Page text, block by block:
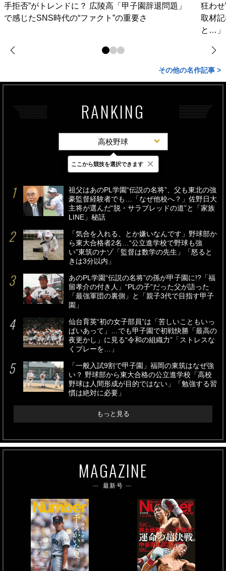
手拒否”がトレンドに？ 広陵高「甲子園辞退問題」
で感じたSNS時代の“ファクト”の重要さ
狂わ
取材
と…」
その他の名作記事 >
RANKING
高校野球
最新 24時間 週間
祖父はあのPL学園“伝説の名将”、父も東北の強
豪監督経験者でも…「なぜ他校へ？」佐野日大
主将が選んだ“脱・サラブレッドの道”と「家族
LINE」秘話
「気合を入れる、とか嫌いなんです」野球部か
ら東大合格者2名…“公立進学校で野球も強
い”東筑のナゾ「監督は数学の先生」「怒ると
きは3分以内」
あのPL学園“伝説の名将”の孫が甲子園に!?「福
留孝介の付き人」“PLの子”だった父が語った
「最強軍団の裏側」と「親子3代で目指す甲子
園」
仙台育英“初の女子部員”は「苦しいこともいっ
ぱいあって」…でも甲子園で初戦快勝「最高の
夜更かし」に見る“令和の組織力”「ストレスな
くプレーを…」
「一般入試9割で甲子園」福岡の東筑はなぜ強
い？ 野球部から東大合格の公立進学校「高校
野球は人間形成が目的ではない」「勉強する習
慣は絶対に必要」
もっと見る
MAGAZINE
最新号
ここから競技を選択できます ×